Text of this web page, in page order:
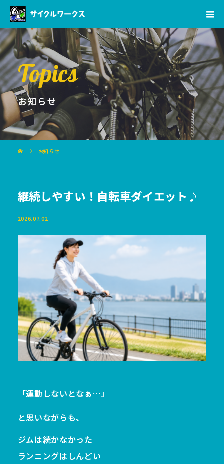
Topics
お知らせ
お知らせ
継続しやすい！自転車ダイエット♪
2026.07.02
「運動しないとなぁ…」
と思いながらも、
ジムは続かなかった
ランニングはしんどい